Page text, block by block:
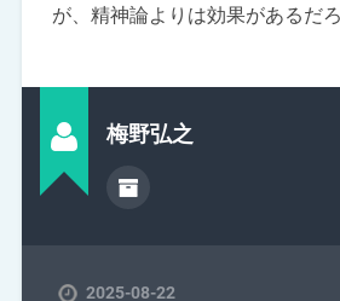
が、精神論よりは効果があるだろ
梅野弘之
2025-08-22